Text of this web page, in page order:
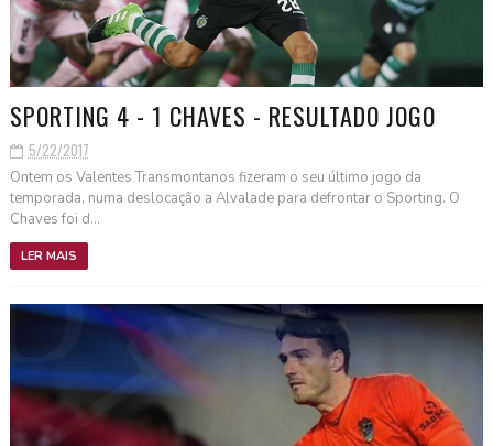
SPORTING 4 - 1 CHAVES - RESULTADO JOGO
5/22/2017
Ontem os Valentes Transmontanos fizeram o seu último jogo da
temporada, numa deslocação a Alvalade para defrontar o Sporting. O
Chaves foi d...
LER MAIS